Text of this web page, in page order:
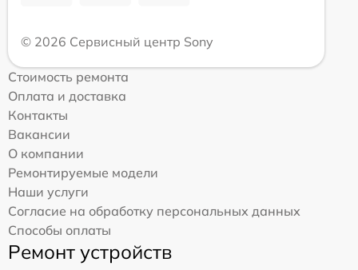
© 2026 Сервисный центр Sony
Стоимость ремонта
Оплата и доставка
Контакты
Вакансии
О компании
Ремонтируемые модели
Наши услуги
Согласие на обработку персональных данных
Способы оплаты
Ремонт устройств